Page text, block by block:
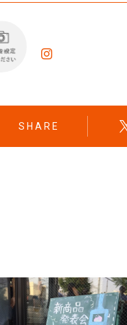
SHARE